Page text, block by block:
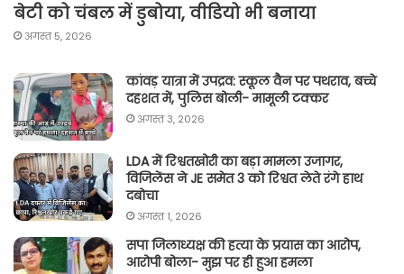
बेटी को चंबल में डुबोया, वीडियो भी बनाया
अगस्त 5, 2026
कांवड़ यात्रा में उपद्रव: स्कूल वैन पर पथराव, बच्चे
दहशत में, पुलिस बोली- मामूली टक्कर
अगस्त 3, 2026
LDA में रिश्वतखोरी का बड़ा मामला उजागर,
विजिलेंस ने JE समेत 3 को रिश्वत लेते रंगे हाथ
दबोचा
अगस्त 1, 2026
सपा जिलाध्यक्ष की हत्या के प्रयास का आरोप,
आरोपी बोला- मुझ पर ही हुआ हमला